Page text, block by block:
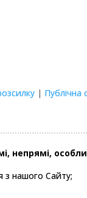
| Публічна
непрямі,
з нашого Сайту;